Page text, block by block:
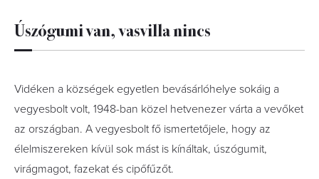
Úszógumi van, vasvilla nincs
Vidéken a községek egyetlen bevásárlóhelye sokáig a
vegyesbolt volt, 1948-ban közel hetvenezer várta a vevőket
az országban. A vegyesbolt fő ismertetőjele, hogy az
élelmiszereken kívül sok mást is kínáltak, úszógumit,
virágmagot, fazekat és cipőfűzőt.